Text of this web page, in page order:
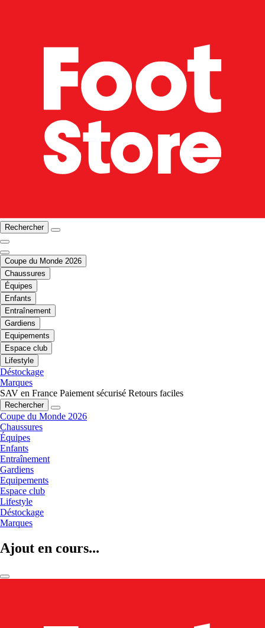
Rechercher
Coupe du Monde 2026
Chaussures
Équipes
Enfants
Entraînement
Gardiens
Equipements
Espace club
Lifestyle
Déstockage
Marques
SAV en France Paiement sécurisé Retours faciles
Rechercher
Coupe du Monde 2026
Chaussures
Équipes
Enfants
Entraînement
Gardiens
Equipements
Espace club
Lifestyle
Déstockage
Marques
Ajout en cours...